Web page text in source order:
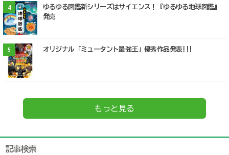
4
ゆるゆる図鑑新シリーズはサイエンス！『ゆるゆる地球図鑑』
発売
5 オリジナル「ミュータント最強王」優秀作品発表!!!
もっと見る
記事検索